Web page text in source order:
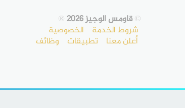
©قاومس الوجيز 2026 ®
شروط الخدمة الخصوصية
أعلن معنا تطبيقات وظائف